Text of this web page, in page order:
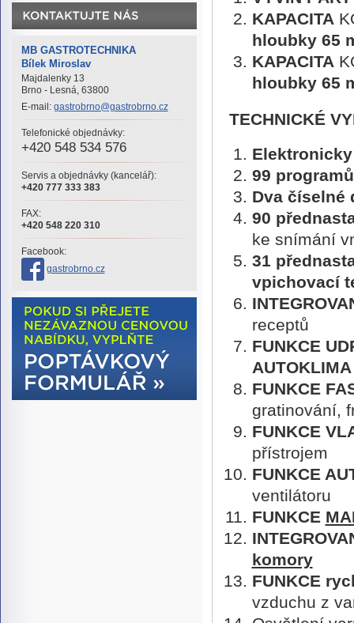
MB GASTROTECHNIKA
Bílek Miroslav
Majdalenky 13
Brno - Lesná, 63800
E-mail: gastrobrno@gastrobrno.cz
Telefonické objednávky:
+420 548 534 576
Servis a objednávky (kancelář):
+420 777 333 383
FAX:
+420 548 220 310
Facebook:
gastrobrno.cz
KAPACITA
hloubky 65
KAPACITA
hloubky 65
TECHNICKÉ
99
Dva číselné
90
ke snímání
31
vpichovací
receptů
FUNKCE
AUTOKLIMA
FUNKCE
gratinování,
FUNKCE
přístrojem
FUNKCE
ventilátoru
FUNKCE
komory
FUNKCE
vzduchu z